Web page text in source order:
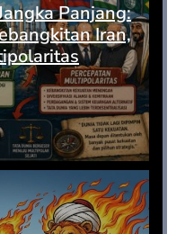
Panjang:
Iran,